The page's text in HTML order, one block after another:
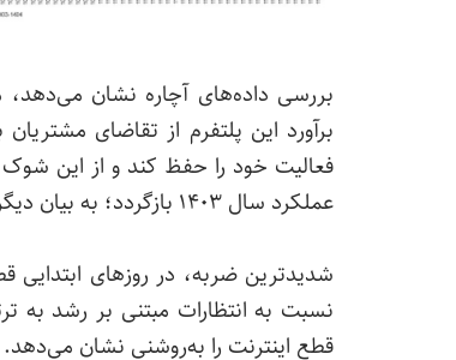
برآورد این پلتفرم از تقاضای
فعالیت خود را حفظ کند و از این
عملکرد سال ۱۴۰۳ بازگردد؛ به بیان دیگر، یک سال رشد این کسب‌وکار عملاً از بین رفت.
قطع اینترنت را به‌روشنی نشان می‌دهد.